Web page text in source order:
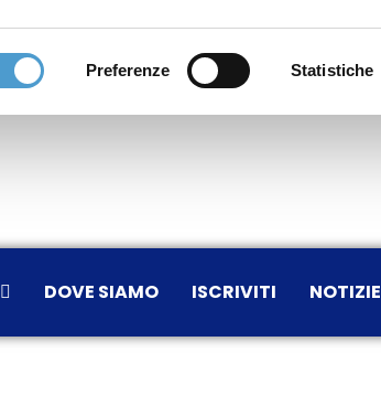
Preferenze Statistiche
DOVE SIAMO ISCRIVITI NOTIZIE